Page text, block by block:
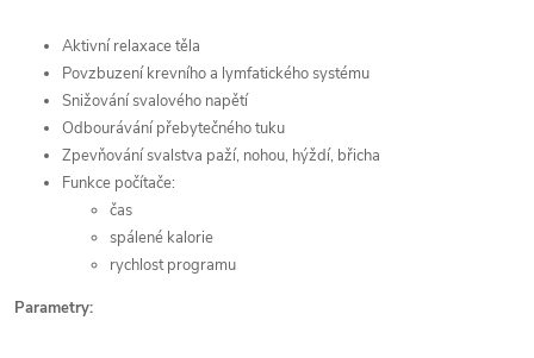
Aktivní relaxace těla
Povzbuzení krevního a lymfatického systému
Snižování svalového napětí
Odbourávání přebytečného tuku
Zpevňování svalstva paží, nohou, hýždí, břicha
Funkce počítače:
čas
spálené kalorie
rychlost programu
Parametry: